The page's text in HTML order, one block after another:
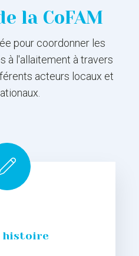
la CoFAM
pour coordonner les
à l'allaitement à travers
acteurs locaux et
histoire